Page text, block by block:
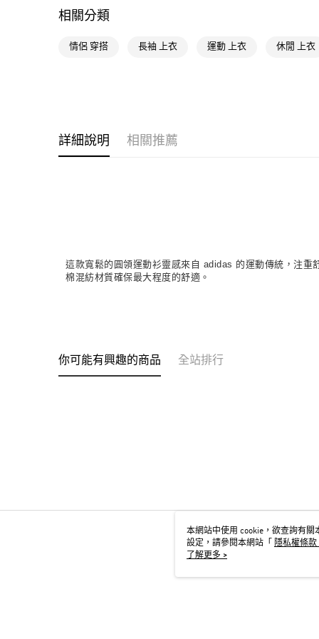
相關分類
情侶 穿搭 長袖 上衣 運動 上衣 休閒 上衣
詳細說明 相關推薦
這款寬鬆的圓領運動衫靈感來自 adidas 的運動傳統，注重
棉混紡材質確保最大程度的舒適。
你可能有興趣的商品 全站排行
本網站中使用 cookie，欲查詢有關
設定，請參閱本網站「
隱私權條款
用 cookie。
了解更多 >